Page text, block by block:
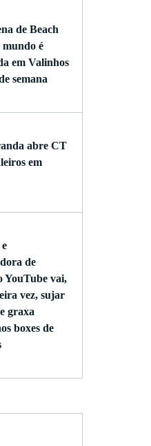
de Beach
mundo é
em Valinhos
semana
abre CT
em
de
YouTube vai,
vez, sujar
graxa
boxes de